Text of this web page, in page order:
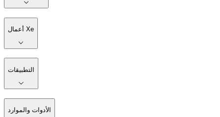
أعمال Xe
التطبيقات
الأدوات والموارد